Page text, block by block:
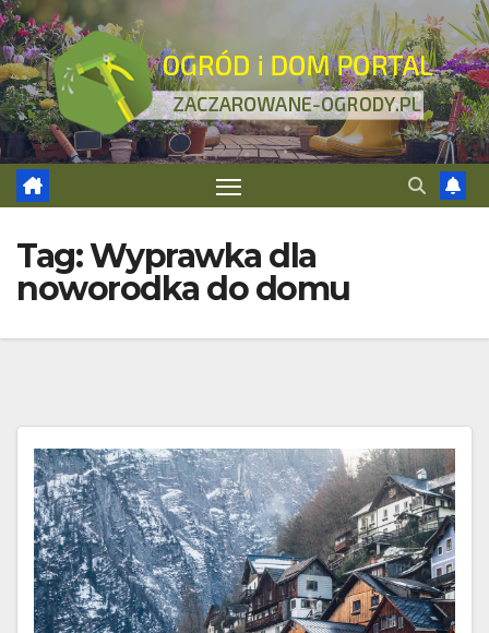
Skip
to
content
Tag:Wyprawka dla
noworodka do domu